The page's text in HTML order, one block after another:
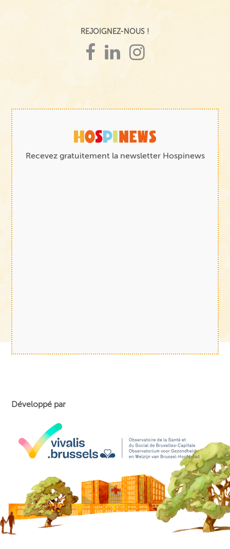
REJOIGNEZ-NOUS !
Recevez gratuitement la newsletter Hospinews
Développé par